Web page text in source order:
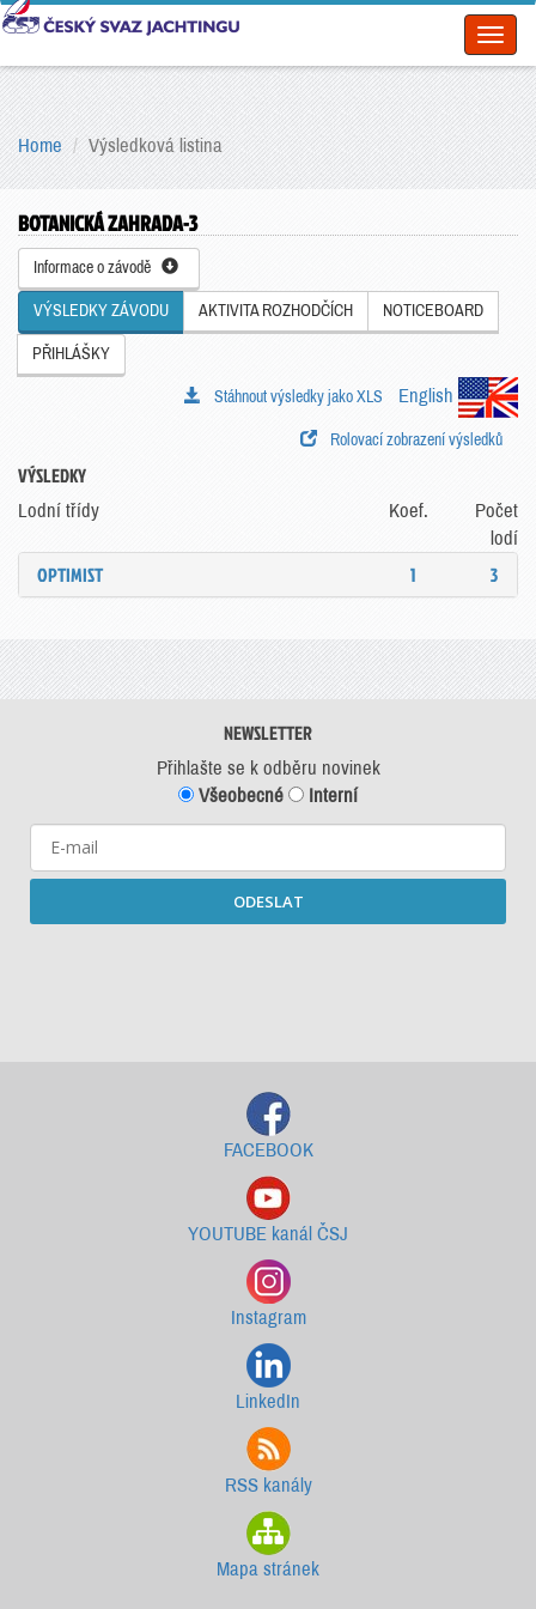
Home Výsledková listina
BOTANICKÁ ZAHRADA-3
Informace o závodě
VÝSLEDKY ZÁVODU AKTIVITA ROZHODČÍCH NOTICEBOARD
PŘIHLÁŠKY
English
Stáhnout výsledky jako XLS
Rolovací zobrazení výsledků
VÝSLEDKY
Lodní třídy Koef.
Počet
lodí
OPTIMIST 1 3
NEWSLETTER
Přihlašte se k odběru novinek
Všeobecné
Interní
ODESLAT
FACEBOOK
YOUTUBE kanál ČSJ
Instagram
LinkedIn
RSS kanály
Mapa stránek